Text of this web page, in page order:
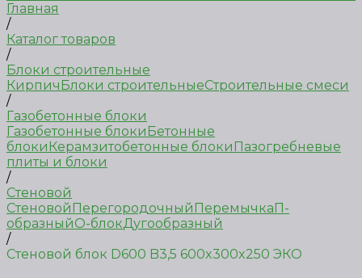
Главная
/
Каталог товаров
/
Блоки строительные
КирпичБлоки строительныеСтроительные смеси
/
Газобетонные блоки
Газобетонные блокиБетонные
блокиКерамзитобетонные блокиПазогребневые
плиты и блоки
/
Стеновой
СтеновойПерегородочныйПеремычкаП-
образныйО-блокДугообразный
/
Стеновой блок D600 B3,5 600x300x250 ЭКО